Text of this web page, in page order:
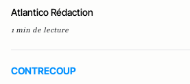
Atlantico Rédaction
1 min de lecture
CONTRECOUP